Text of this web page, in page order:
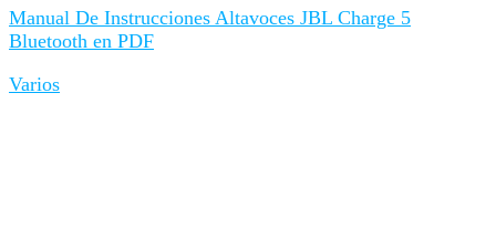
Manual De Instrucciones Altavoces JBL Charge 5
Bluetooth en PDF
Varios